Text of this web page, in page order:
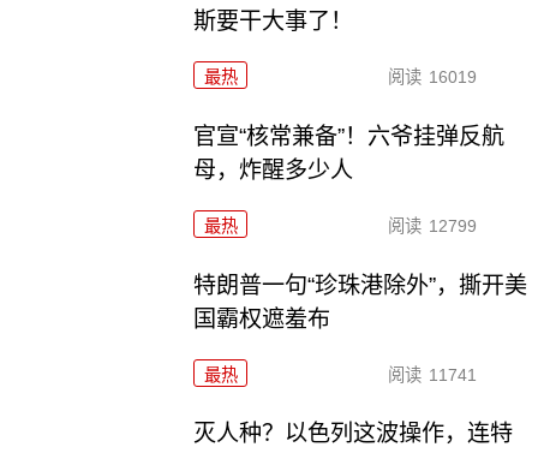
斯要干大事了！
最热 阅读 16019
官宣“核常兼备”！六爷挂弹反航
母，炸醒多少人
最热 阅读 12799
特朗普一句“珍珠港除外”，撕开美
国霸权遮羞布
最热 阅读 11741
灭人种？以色列这波操作，连特